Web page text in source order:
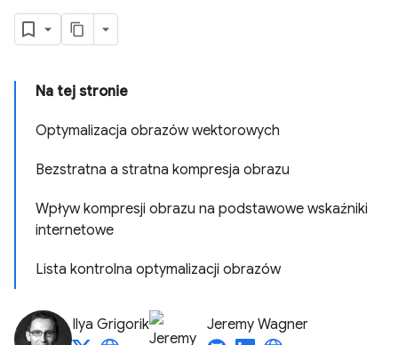
Na tej stronie
Optymalizacja obrazów wektorowych
Bezstratna a stratna kompresja obrazu
Wpływ kompresji obrazu na podstawowe wskaźniki
internetowe
Lista kontrolna optymalizacji obrazów
Ilya Grigorik Jeremy Wagner